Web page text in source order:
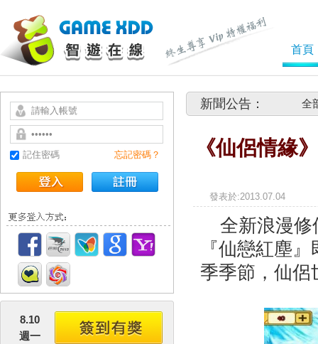
首頁
記住密碼 忘記密碼？
8.10
週一
新聞公告： 全
《仙侶情緣
發表
全新浪漫修
『仙戀紅塵
季季節，仙侶